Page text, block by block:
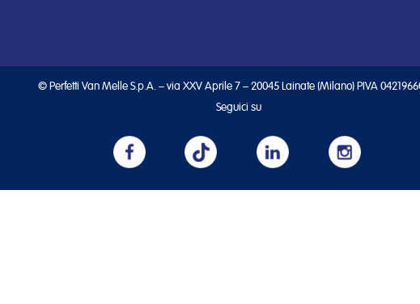
© Perfetti Van Melle S.p.A. – via XXV Aprile 7 – 20045 Lainate (Milano) PIVA
Seguici su